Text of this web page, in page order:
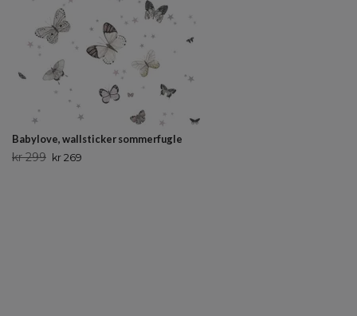
Babylove, wallsticker sommerfugle
kr 299 kr 269